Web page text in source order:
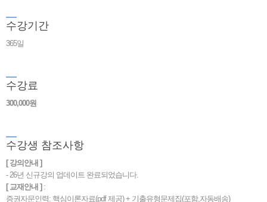
수강기간
365일
수강료
300,000원
수강생 참조사항
[ 강의안내 ]
- 26년 신규강의 업데이트 완료되었습니다.
[ 교재안내 ] :
증권자문인력: 핵심이론자료(pdf 제공) + 기출유형문제집(포함,자동배송)